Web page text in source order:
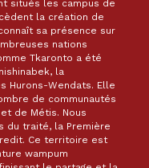
situés les campus de
la création de
sa présence sur
nations
Tkaronto a été
la
Hurons-Wendats. Elle
de communautés
de Métis. Nous
du traité, la Première
Ce territoire est
wampum